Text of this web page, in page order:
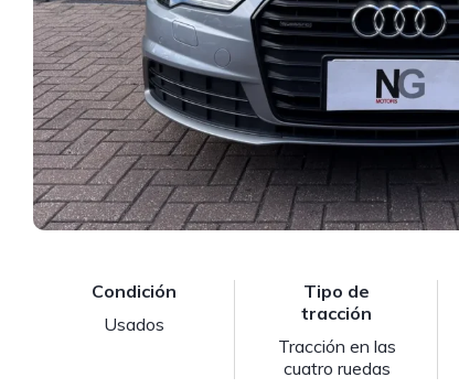
Condición
Usados
Tipo de
tracción
Tracción en las
cuatro ruedas